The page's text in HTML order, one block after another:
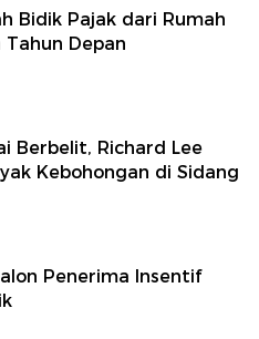
Bidik Pajak dari Rumah
Depan
Berbelit, Richard Lee
Kebohongan di Sidang
Penerima Insentif